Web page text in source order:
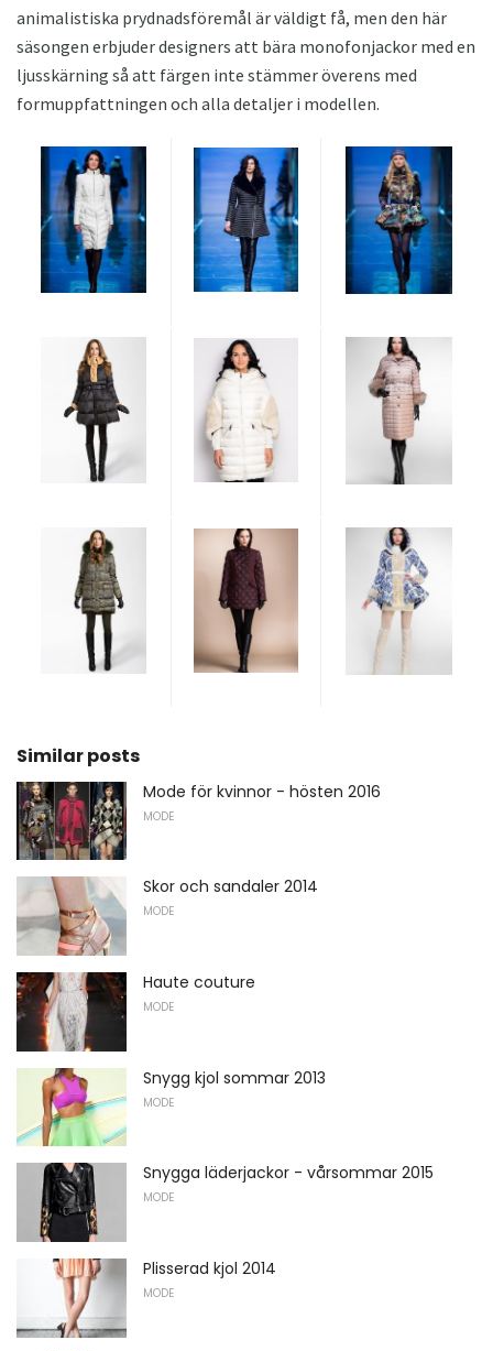
animalistiska prydnadsföremål är väldigt få, men den här
säsongen erbjuder designers att bära monofonjackor med en
ljusskärning så att färgen inte stämmer överens med
formuppfattningen och alla detaljer i modellen.
Similar posts
Mode för kvinnor - hösten 2016
MODE
Skor och sandaler 2014
MODE
Haute couture
MODE
Snygg kjol sommar 2013
MODE
Snygga läderjackor - vårsommar 2015
MODE
Plisserad kjol 2014
MODE